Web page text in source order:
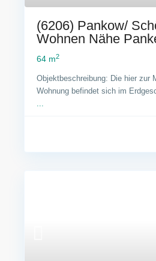
(6206) Pankow/
Wohnen Nähe
64 m2
Objektbeschreibung: Die hier zur
Wohnung befindet sich im
...